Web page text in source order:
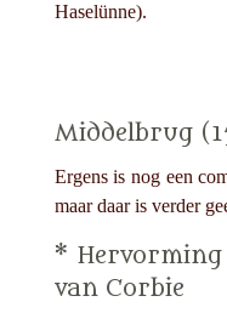
Haselünne).
Middelbrug
Ergens is nog een
maar daar is verder
*
van Corbie